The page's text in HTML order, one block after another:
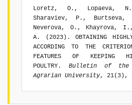
Loretz, O., Lopaeva,
Sharaviev, P., Burtseva,
Neverova, O., Khayrova, I.,
A. (2023). OBTAINING HIGHLY
ACCORDING TO THE
FEATURES OF KEEPING
POULTRY. Bulletin of the
Agrarian University, 21(3),